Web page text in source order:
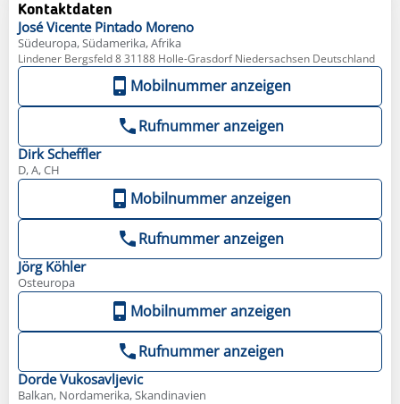
Kontaktdaten
José Vicente Pintado Moreno
Südeuropa, Südamerika, Afrika
Lindener Bergsfeld 8 31188 Holle-Grasdorf Niedersachsen Deutschland
Mobilnummer anzeigen
Rufnummer anzeigen
Dirk Scheffler
D, A, CH
Mobilnummer anzeigen
Rufnummer anzeigen
Jörg Köhler
Osteuropa
Mobilnummer anzeigen
Rufnummer anzeigen
Dorde Vukosavljevic
Balkan, Nordamerika, Skandinavien